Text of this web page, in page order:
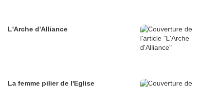
L'Arche d'Alliance
La femme pilier de l'Eglise